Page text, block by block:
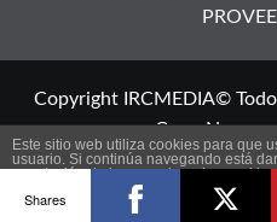
Copyright IRCMEDIA©
CoverNews
Este sitio web utiliza cookies para que
usuario. Si continúa navegando está
aceptación de las mencionadas
, pinche el enlace para mayor
Shares